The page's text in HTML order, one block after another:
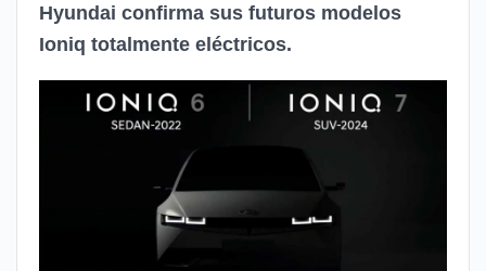
Hyundai confirma sus futuros modelos
Ioniq totalmente eléctricos.